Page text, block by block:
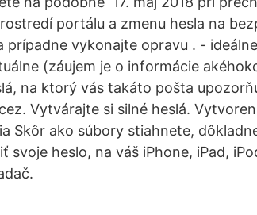
portálu a zmenu hesla na
prípadne vykonajte opravu . -
(záujem je o informácie
na ktorý vás takáto pošta
Vytvárajte si silné heslá.
Skôr ako súbory stiahnete,
svoje heslo, na váš iPhone, iPad,